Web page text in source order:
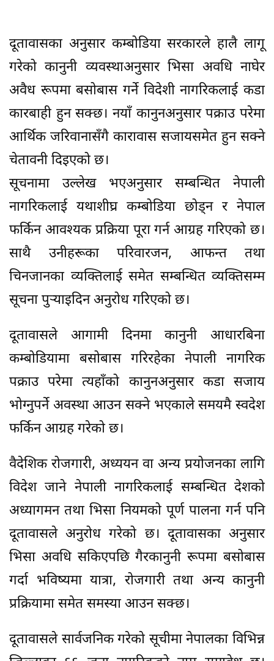
दूतावासका अनुसार कम्बोडिया सरकारले हालै लागू
गरेको कानुनी व्यवस्थाअनुसार भिसा अवधि नाघेर
अवैध रूपमा बसोबास गर्ने विदेशी नागरिकलाई कडा
कारबाही हुन सक्छ। नयाँ कानुनअनुसार पक्राउ परेमा
आर्थिक जरिवानासँगै कारावास सजायसमेत हुन सक्ने
चेतावनी दिइएको छ।
सूचनामा उल्लेख भएअनुसार सम्बन्धित नेपाली
नागरिकलाई यथाशीघ्र कम्बोडिया छोड्न र नेपाल
फर्किन आवश्यक प्रक्रिया पूरा गर्न आग्रह गरिएको छ।
साथै उनीहरूका परिवारजन, आफन्त तथा
चिनजानका व्यक्तिलाई समेत सम्बन्धित व्यक्तिसम्म
सूचना पुर्‍याइदिन अनुरोध गरिएको छ।
दूतावासले आगामी दिनमा कानुनी आधारबिना
कम्बोडियामा बसोबास गरिरहेका नेपाली नागरिक
पक्राउ परेमा त्यहाँको कानुनअनुसार कडा सजाय
भोग्नुपर्ने अवस्था आउन सक्ने भएकाले समयमै स्वदेश
फर्किन आग्रह गरेको छ।
वैदेशिक रोजगारी, अध्ययन वा अन्य प्रयोजनका लागि
विदेश जाने नेपाली नागरिकलाई सम्बन्धित देशको
अध्यागमन तथा भिसा नियमको पूर्ण पालना गर्न पनि
दूतावासले अनुरोध गरेको छ। दूतावासका अनुसार
भिसा अवधि सकिएपछि गैरकानुनी रूपमा बसोबास
गर्दा भविष्यमा यात्रा, रोजगारी तथा अन्य कानुनी
प्रक्रियामा समेत समस्या आउन सक्छ।
दूतावासले सार्वजनिक गरेको सूचीमा नेपालका विभिन्न